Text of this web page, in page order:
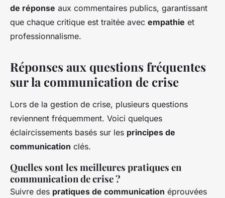
de réponse aux commentaires publics, garantissant
que chaque critique est traitée avec empathie et
professionnalisme.
Réponses aux questions fréquentes
sur la communication de crise
Lors de la gestion de crise, plusieurs questions
reviennent fréquemment. Voici quelques
éclaircissements basés sur les principes de
communication clés.
Quelles sont les meilleures pratiques en
communication de crise ?
Suivre des pratiques de communication éprouvées